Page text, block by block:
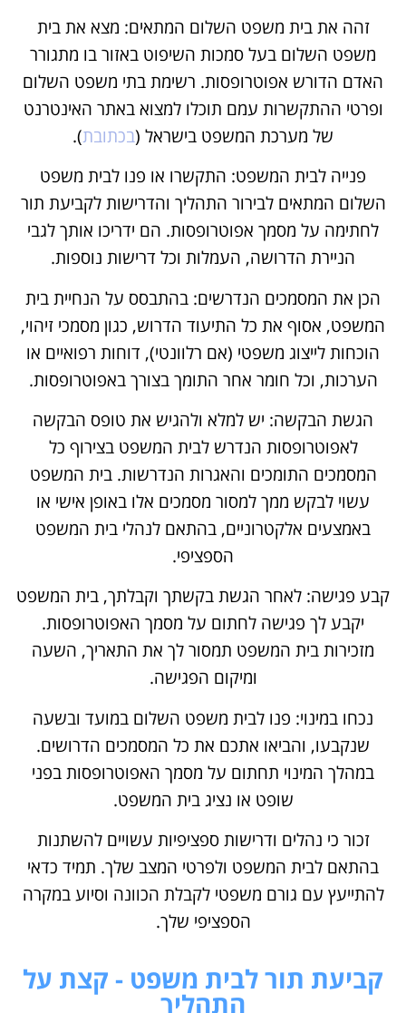
זהה את בית משפט השלום המתאים: מצא את בית
משפט השלום בעל סמכות השיפוט באזור בו מתגורר
האדם הדורש אפוטרופסות. רשימת בתי משפט השלום
ופרטי ההתקשרות עמם תוכלו למצוא באתר האינטרנט
של מערכת המשפט בישראל (בכתובת).
פנייה לבית המשפט: התקשרו או פנו לבית משפט
השלום המתאים לבירור התהליך והדרישות לקביעת תור
לחתימה על מסמך אפוטרופסות. הם ידריכו אותך לגבי
הניירת הדרושה, העמלות וכל דרישות נוספות.
הכן את המסמכים הנדרשים: בהתבסס על הנחיית בית
המשפט, אסוף את כל התיעוד הדרוש, כגון מסמכי זיהוי,
הוכחות לייצוג משפטי (אם רלוונטי), דוחות רפואיים או
הערכות, וכל חומר אחר התומך בצורך באפוטרופסות.
הגשת הבקשה: יש למלא ולהגיש את טופס הבקשה
לאפוטרופסות הנדרש לבית המשפט בצירוף כל
המסמכים התומכים והאגרות הנדרשות. בית המשפט
עשוי לבקש ממך למסור מסמכים אלו באופן אישי או
באמצעים אלקטרוניים, בהתאם לנהלי בית המשפט
הספציפי.
קבע פגישה: לאחר הגשת בקשתך וקבלתך, בית המשפט
יקבע לך פגישה לחתום על מסמך האפוטרופסות.
מזכירות בית המשפט תמסור לך את התאריך, השעה
ומיקום הפגישה.
נכחו במינוי: פנו לבית משפט השלום במועד ובשעה
שנקבעו, והביאו אתכם את כל המסמכים הדרושים.
במהלך המינוי תחתום על מסמך האפוטרופסות בפני
שופט או נציג בית המשפט.
זכור כי נהלים ודרישות ספציפיות עשויים להשתנות
בהתאם לבית המשפט ולפרטי המצב שלך. תמיד כדאי
להתייעץ עם גורם משפטי לקבלת הכוונה וסיוע במקרה
הספציפי שלך.
קביעת תור לבית משפט - קצת על
התהליך